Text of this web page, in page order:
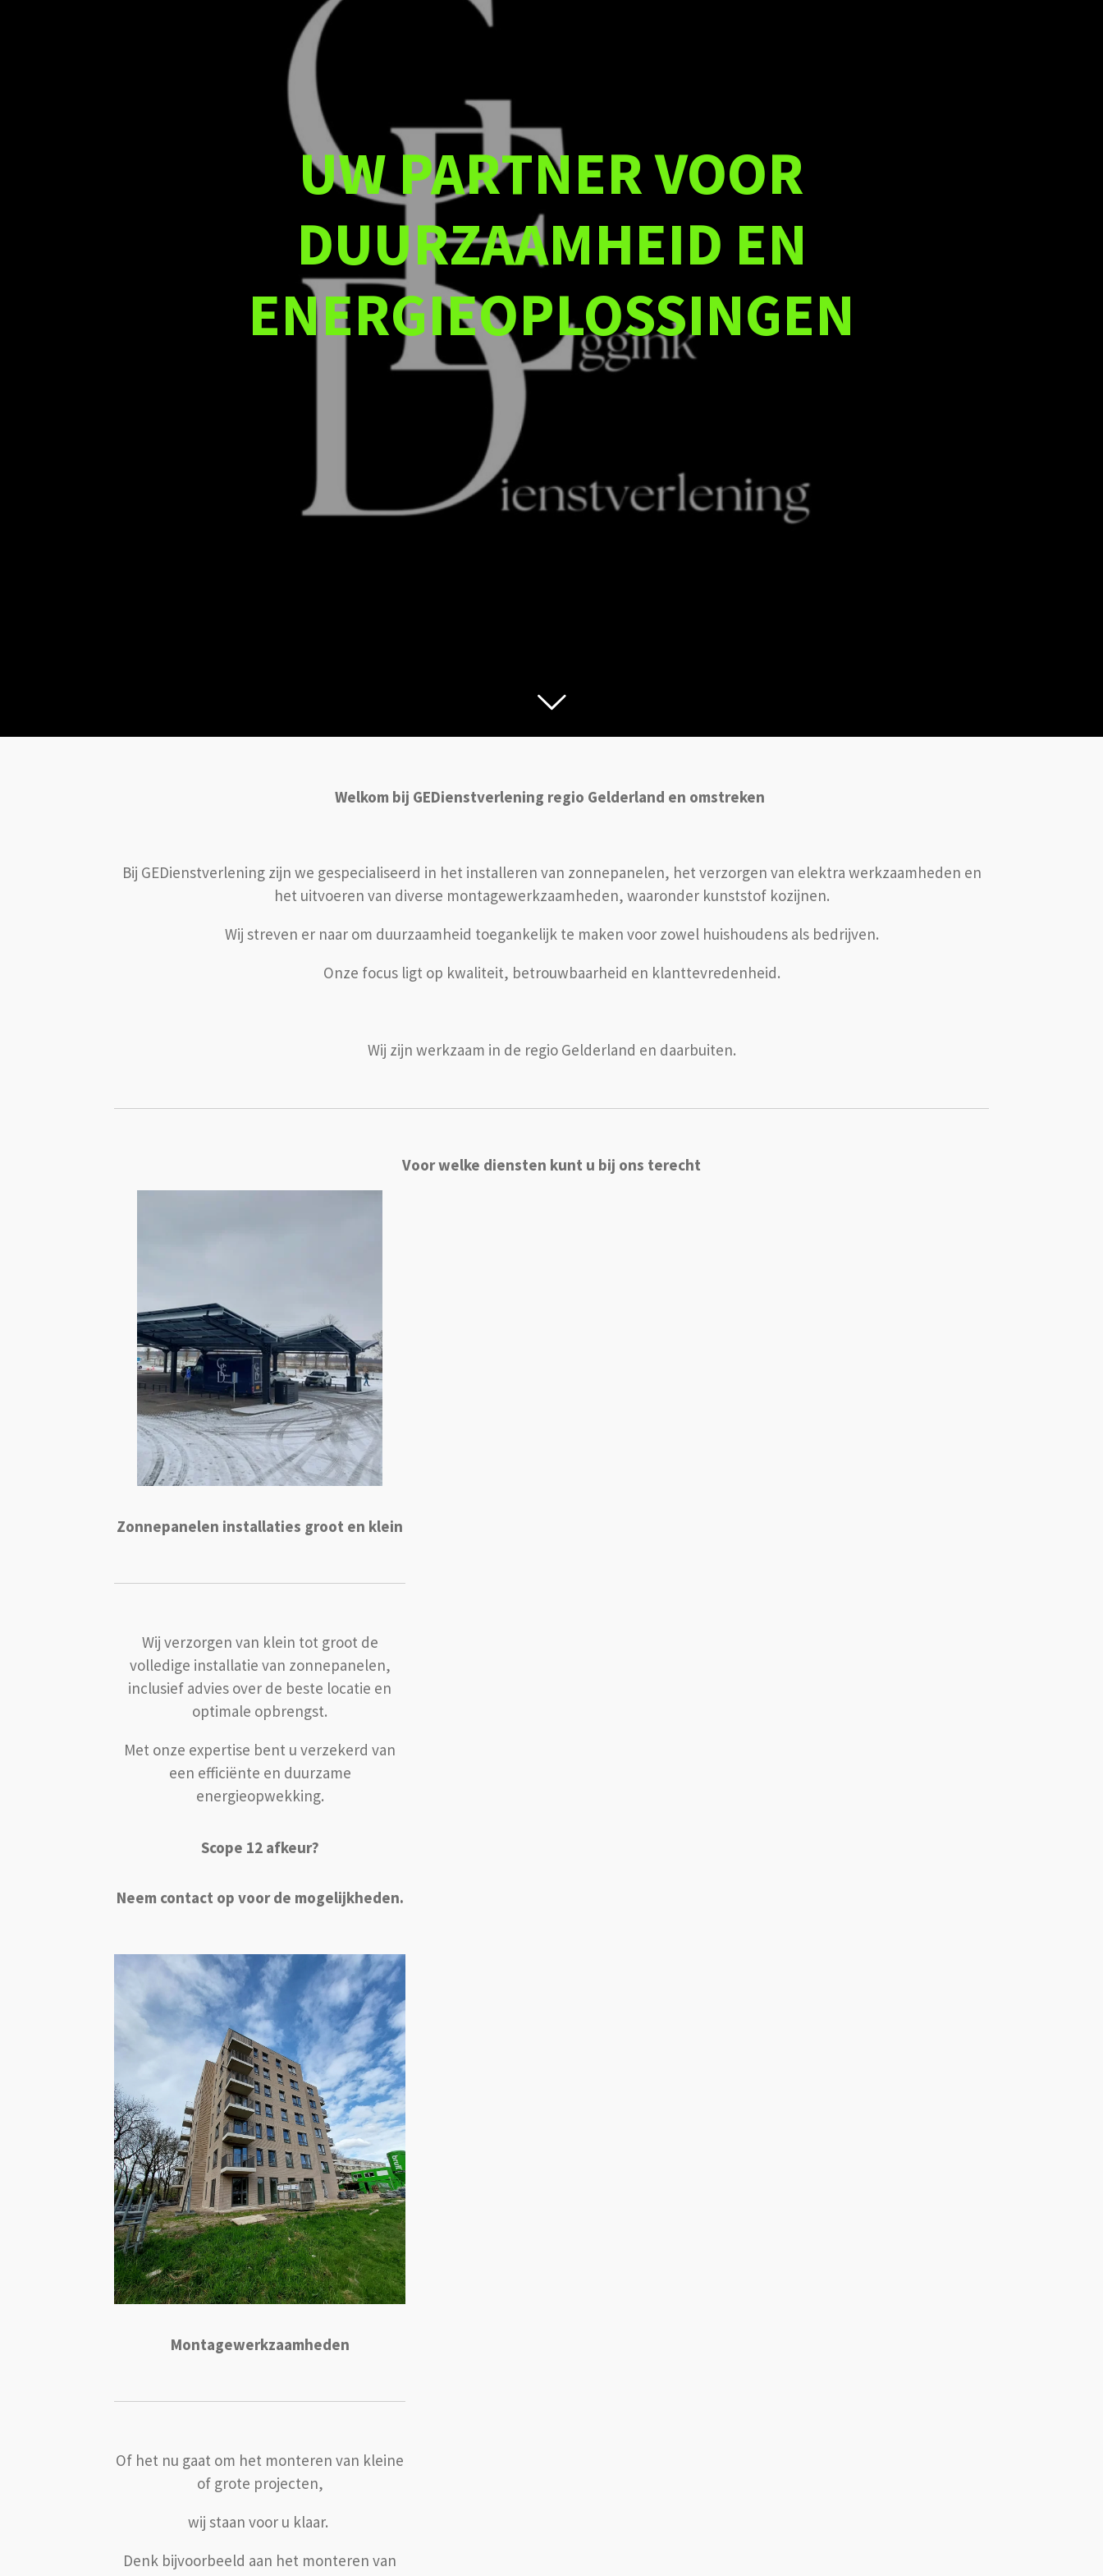
UW PARTNER VOOR
DUURZAAMHEID EN
ENERGIEOPLOSSINGEN
Welkom bij GEDienstverlening regio Gelderland en omstreken
Bij GEDienstverlening zijn we gespecialiseerd in het installeren van zonnepanelen, het verzorgen van elektra werkzaamheden en
het uitvoeren van diverse montagewerkzaamheden, waaronder kunststof kozijnen.
Wij streven er naar om duurzaamheid toegankelijk te maken voor zowel huishoudens als bedrijven.
Onze focus ligt op kwaliteit, betrouwbaarheid en klanttevredenheid.
Wij zijn werkzaam in de regio Gelderland en daarbuiten.
Voor welke diensten kunt u bij ons terecht
Zonnepanelen installaties groot en klein
Wij verzorgen van klein tot groot de
volledige installatie van zonnepanelen,
inclusief advies over de beste locatie en
optimale opbrengst.
Met onze expertise bent u verzekerd van
een efficiënte en duurzame
energieopwekking.
Scope 12 afkeur?
Neem contact op voor de mogelijkheden.
Montagewerkzaamheden
Of het nu gaat om het monteren van kleine
of grote projecten,
wij staan voor u klaar.
Denk bijvoorbeeld aan het monteren van